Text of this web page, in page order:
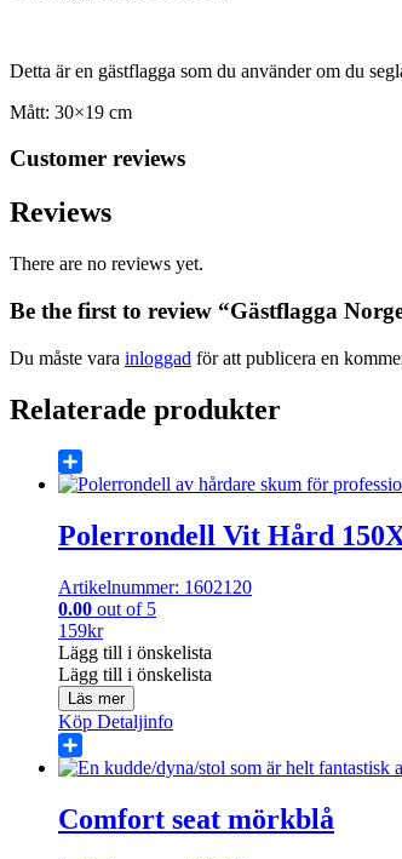
Detta är en gästflagga som du använder om du
Mått: 30×19 cm
Customer reviews
Reviews
There are no reviews yet.
Be the first to review “Gästflagga
Du måste vara inloggad för att publicera en
Relaterade produkter
Share
Polerrondell Vit Hård
Artikelnummer: 1602120
0.00 out of 5
159kr
Lägg till i önskelista
Lägg till i önskelista
Läs mer
Köp Detaljinfo
Share
Comfort seat mörkblå